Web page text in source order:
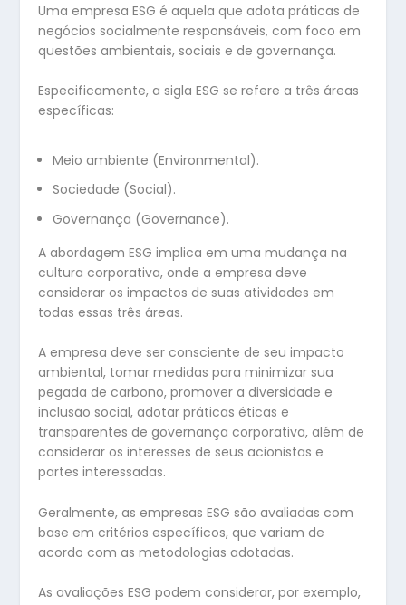
Uma empresa ESG é aquela que adota práticas de
negócios socialmente responsáveis, com foco em
questões ambientais, sociais e de governança.
Especificamente, a sigla ESG se refere a três áreas
específicas:
Meio ambiente (Environmental).
Sociedade (Social).
Governança (Governance).
A abordagem ESG implica em uma mudança na
cultura corporativa, onde a empresa deve
considerar os impactos de suas atividades em
todas essas três áreas.
A empresa deve ser consciente de seu impacto
ambiental, tomar medidas para minimizar sua
pegada de carbono, promover a diversidade e
inclusão social, adotar práticas éticas e
transparentes de governança corporativa, além de
considerar os interesses de seus acionistas e
partes interessadas.
Geralmente, as empresas ESG são avaliadas com
base em critérios específicos, que variam de
acordo com as metodologias adotadas.
As avaliações ESG podem considerar, por exemplo,